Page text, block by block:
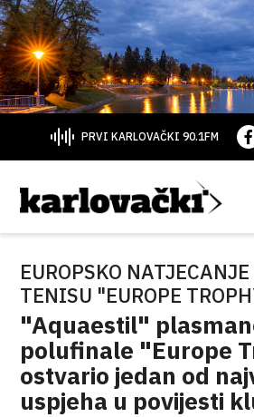
PRVI KARLOVAČKI 90.1FM
EUROPSKO
TENISU "EUROPE
"Aquaestil"
polufinale "Europe
ostvario jedan od
uspjeha u povijesti